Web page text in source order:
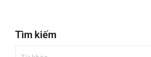
Tìm kiếm